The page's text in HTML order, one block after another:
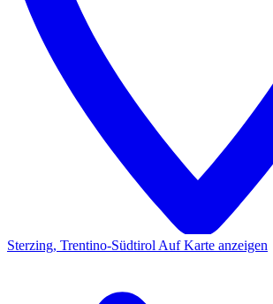
Sterzing, Trentino-Südtirol Auf Karte anzeigen